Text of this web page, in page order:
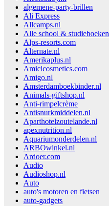
algemene-party-brillen
Ali Express
Allcamps.nl
Alle school & studieboeken
Alps-resorts.com
Alternate.nl
Amerikaplus.nl
Amicicosmetics.com
Amigo.nl
Amsterdamboekbinder.nl
Animals-giftshop.nl
Anti-rimpelcrème
Antisnurkmiddelen.nl
Aparthotelzoutelande.nl
apexnutrition.nl
Aquariumonderdelen.nl
ARBOwinkel.nl
Ardoer.com
Audio
Audioshop.nl
Auto
auto's motoren en fietsen
auto-gadgets